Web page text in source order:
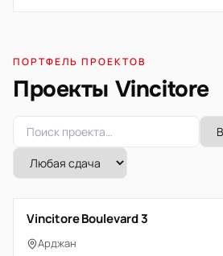
ПОРТФЕЛЬ ПРОЕКТОВ
Проекты Vincitore
Vincitore Boulevard 3
Арджан